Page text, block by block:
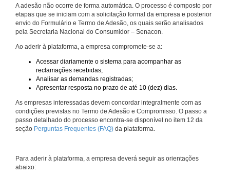
A adesão não ocorre de forma automática. O processo é composto por
etapas que se iniciam com a solicitação formal da empresa e posterior
envio do Formulário e Termo de Adesão, os quais serão analisados
pela Secretaria Nacional do Consumidor – Senacon.
Ao aderir à plataforma, a empresa compromete-se a:
Acessar diariamente o sistema para acompanhar as
reclamações recebidas;
Analisar as demandas registradas;
Apresentar resposta no prazo de até 10 (dez) dias.
As empresas interessadas devem concordar integralmente com as
condições previstas no Termo de Adesão e Compromisso. O passo a
passo detalhado do processo encontra-se disponível no item 12 da
seção Perguntas Frequentes (FAQ) da plataforma.
Para aderir à plataforma, a empresa deverá seguir as orientações
abaixo: